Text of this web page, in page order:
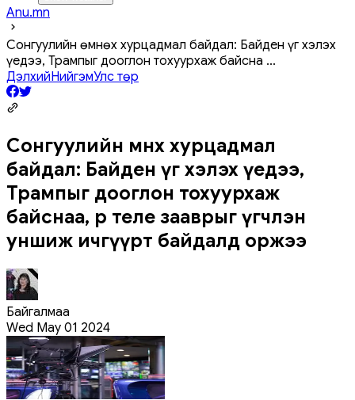
Anu.mn
Сонгуулийн өмнөх хурцадмал байдал: Байден үг хэлэх
үедээ, Трампыг дооглон тохуурхаж байсна ...
ДэлхийНийгэмУлс төр
Сонгуулийн өмнөх хурцадмал
байдал: Байден үг хэлэх үедээ,
Трампыг дооглон тохуурхаж
байснаа, өөрөө теле зааврыг үгчлэн
уншиж ичгүүрт байдалд оржээ
Байгалмаа
Wed May 01 2024